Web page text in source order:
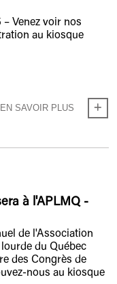
Venez voir nos
au kiosque
EN SAVOIR PLUS
à l'APLMQ -
de l'Association
du Québec
des Congrès de
nous au kiosque